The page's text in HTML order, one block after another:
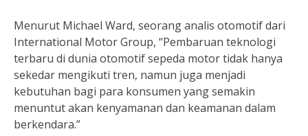
Menurut Michael Ward, seorang analis otomotif dari
International Motor Group, “Pembaruan teknologi
terbaru di dunia otomotif sepeda motor tidak hanya
sekedar mengikuti tren, namun juga menjadi
kebutuhan bagi para konsumen yang semakin
menuntut akan kenyamanan dan keamanan dalam
berkendara.”